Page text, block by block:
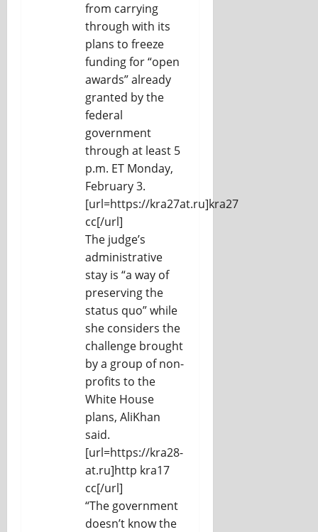
from carrying
through with its
plans to freeze
funding for “open
awards” already
granted by the
federal
government
through at least 5
p.m. ET Monday,
February 3.
[url=https://kra27at.ru]kra27
cc[/url]
The judge’s
administrative
stay is “a way of
preserving the
status quo” while
she considers the
challenge brought
by a group of non-
profits to the
White House
plans, AliKhan
said.
[url=https://kra28-
at.ru]http kra17
cc[/url]
“The government
doesn’t know the